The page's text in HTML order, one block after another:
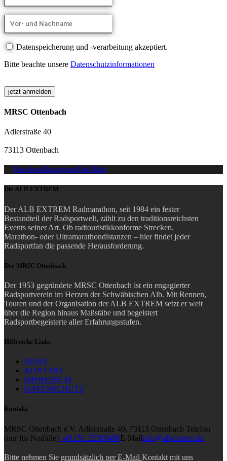
Datenspeicherung und -verarbeitung akzeptiert.
Bitte beachte unsere Datenschutzinformationen
MRSC Ottenbach
Adlerstraße 40
73113 Ottenbach
FacebookInstagramYouTube
Die ALB EXTREM
Der ALB EXTREM Radmarathon, seit 1984 ein fester
Bestandteil der Radsportwelt, zählt zu den traditionsreichsten
Events seiner Art. Ob radtouristikkonforme Strecken,
Marathon- oder Ultramarathondistanzen – hier findet jeder
Radsportfan die passende Herausforderung.
Der MRSC Ottenbach
Der 1953 gegründete MRSC Ottenbach ist ein engagierter
Radsportverein im Herzen der Schwäbischen Alb. Mit Rennen,
Touren und der Organisation der ALB EXTREM setzt er weit
über die Region hinaus Maßstäbe und begeistert
Radsportbegeisterte aller Erfahrungsstufen.
Hilfreiche Links
NEWS
KONTAKT
IMPRESSUM
DATENSCHUTZ
Kontakt
MRSC Ottenbach e.V. Adlerstraße 40, 73113 Ottenbach Telefon
(nur für Notfälle)+49 151 23300496E-Mailinfo@albextrem.de
Bitte nehmen Sie grundsätzlich per E-Mail Kontakt mit uns